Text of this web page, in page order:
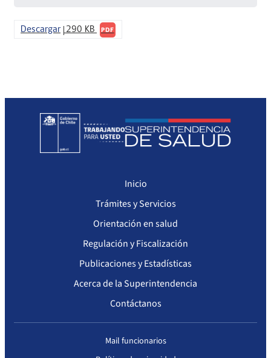
Seguimiento del Plan Anual de Compras
Monitoreo cumplimiento PAC
Arriendo de Bienes Inmuebles no sujetos a Ley de Compras
Descargar 290 KB PDF
Inicio
Trámites y Servicios
Orientación en salud
Regulación y Fiscalización
Publicaciones y Estadísticas
Acerca de la Superintendencia
Contáctanos
Mail funcionarios